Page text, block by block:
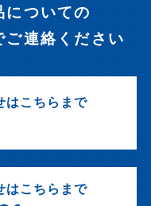
についての
ご連絡ください
はこちらまで
はこちらまで